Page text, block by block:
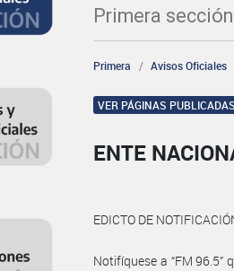
Primera sección
Primera Avisos Oficiales
VER PÁGINAS PUBLICADAS
ENTE
EDICTO DE
Notifíquese a “FM 96.5”